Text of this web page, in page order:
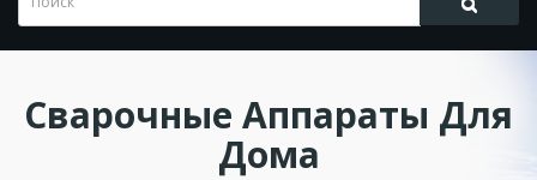
Сварочные Аппараты Для
Дома